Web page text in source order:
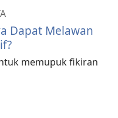
Dapat Melawan
memupuk fikiran